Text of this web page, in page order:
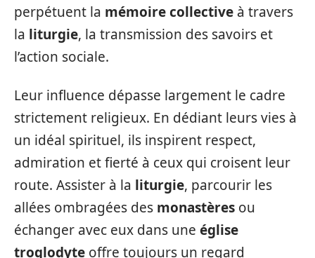
perpétuent la mémoire collective à travers
la liturgie, la transmission des savoirs et
l’action sociale.
Leur influence dépasse largement le cadre
strictement religieux. En dédiant leurs vies à
un idéal spirituel, ils inspirent respect,
admiration et fierté à ceux qui croisent leur
route. Assister à la liturgie, parcourir les
allées ombragées des monastères ou
échanger avec eux dans une église
troglodyte offre toujours un regard